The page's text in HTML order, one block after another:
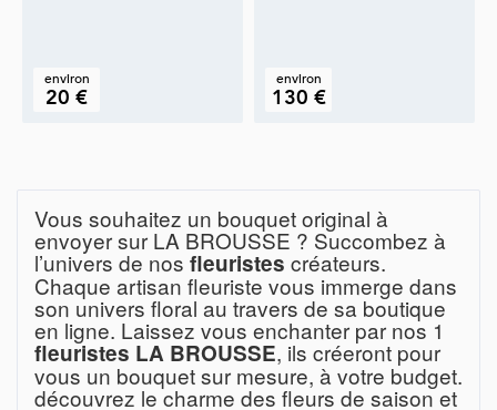
environ
20 €
environ
130 €
Vous souhaitez un bouquet original à
envoyer sur LA BROUSSE ? Succombez à
l’univers de nos fleuristes créateurs.
Chaque artisan fleuriste vous immerge dans
son univers floral au travers de sa boutique
en ligne. Laissez vous enchanter par nos 1
fleuristes LA BROUSSE, ils créeront pour
vous un bouquet sur mesure, à votre budget.
découvrez le charme des fleurs de saison et